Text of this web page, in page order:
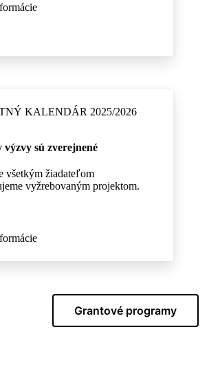
KALENDÁR 2025/2026
výzvy sú zverejnené
všetkým žiadateľom
vyžrebovaným projektom.
Grantové programy